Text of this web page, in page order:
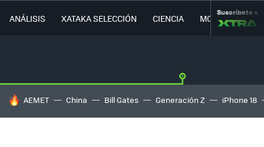
ANÁLISIS XATAKA SELECCIÓN CIENCIA MOVILIDAD
Suscríbete a
HOY SE HABLA DE
AEMET China Bill Gates Generación Z iPhone 18